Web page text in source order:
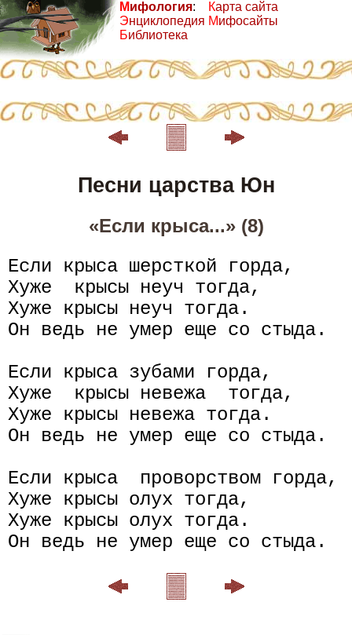
Мифология:
Энциклопедия
Библиотека
Карта сайта
Мифосайты
Песни царства Юн
«Если крыса...» (8)
Если крыса шерсткой горда,
Хуже  крысы неуч тогда,
Хуже крысы неуч тогда.
Он ведь не умер еще со стыда.
Если крыса зубами горда,
Хуже  крысы невежа  тогда,
Хуже крысы невежа тогда.
Он ведь не умер еще со стыда.
Если крыса  проворством горда,
Хуже крысы олух тогда,
Хуже крысы олух тогда.